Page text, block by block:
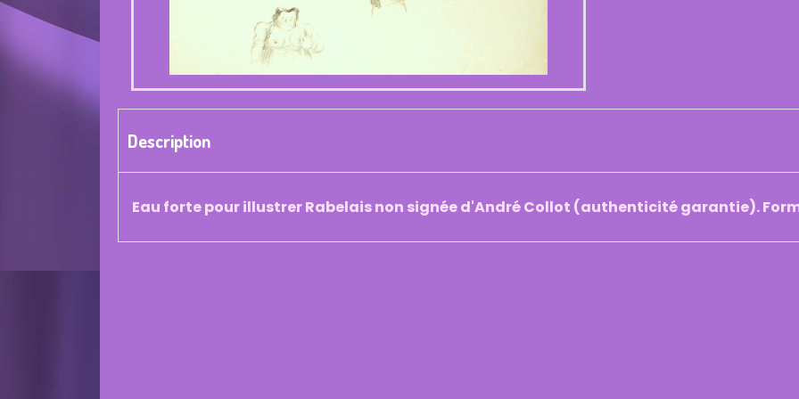
Description
Eau forte pour illustrer Rabelais non signée d'André Collot (authenticité garantie).